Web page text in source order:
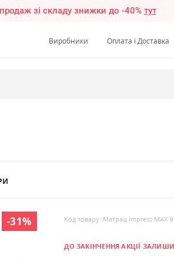
зі складу знижки до -40% тут
Виробники Оплата і Доставка
-31% Код товару: Матрац Impress МАХ
ДО ЗАКІНЧЕННЯ АКЦІЇ